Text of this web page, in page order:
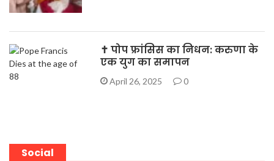
✝️ पोप फ्रांसिस का निधन: करुणा के
एक युग का समापन
April 26, 2025 0
Social